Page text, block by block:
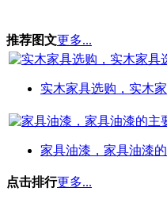
推荐图文更多...
实木家具选购，实木家
家具油漆，家具油漆的
点击排行更多...